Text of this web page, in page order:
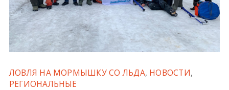
ЛОВЛЯ НА МОРМЫШКУ СО ЛЬДА, НОВОСТИ,
РЕГИОНАЛЬНЫЕ
Всероссийские правила
Судейские документы